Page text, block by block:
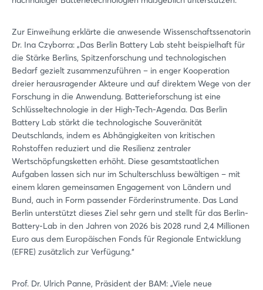
Zur Einweihung erklärte die anwesende Wissenschaftssenatorin
Dr. Ina Czyborra: „Das Berlin Battery Lab steht beispielhaft für
die Stärke Berlins, Spitzenforschung und technologischen
Bedarf gezielt zusammenzuführen – in enger Kooperation
dreier herausragender Akteure und auf direktem Wege von der
Forschung in die Anwendung. Batterieforschung ist eine
Schlüsseltechnologie in der High-Tech-Agenda. Das Berlin
Battery Lab stärkt die technologische Souveränität
Deutschlands, indem es Abhängigkeiten von kritischen
Rohstoffen reduziert und die Resilienz zentraler
Wertschöpfungsketten erhöht. Diese gesamtstaatlichen
Aufgaben lassen sich nur im Schulterschluss bewältigen – mit
einem klaren gemeinsamen Engagement von Ländern und
Bund, auch in Form passender Förderinstrumente. Das Land
Berlin unterstützt dieses Ziel sehr gern und stellt für das Berlin-
Battery-Lab in den Jahren von 2026 bis 2028 rund 2,4 Millionen
Euro aus dem Europäischen Fonds für Regionale Entwicklung
(EFRE) zusätzlich zur Verfügung.“
Prof. Dr. Ulrich Panne, Präsident der BAM: „Viele neue